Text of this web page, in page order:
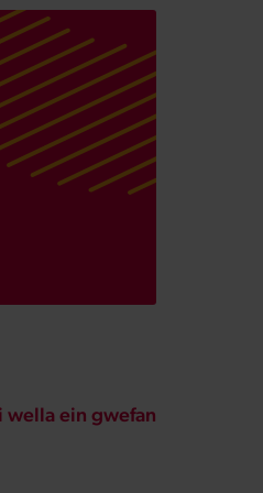
wella ein gwefan